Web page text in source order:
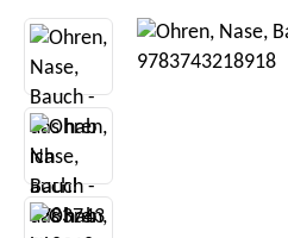
Bildergalerie überspringen